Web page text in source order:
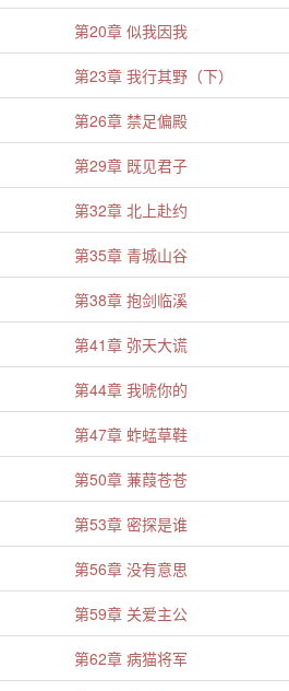
第20章 似我因我
第23章 我行其野（下）
第26章 禁足偏殿
第29章 既见君子
第32章 北上赴约
第35章 青城山谷
第38章 抱剑临溪
第41章 弥天大谎
第44章 我唬你的
第47章 蚱蜢草鞋
第50章 蒹葭苍苍
第53章 密探是谁
第56章 没有意思
第59章 关爱主公
第62章 病猫将军